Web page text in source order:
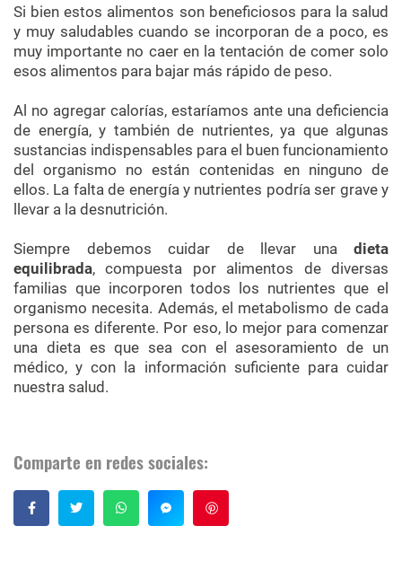
Si bien estos alimentos son beneficiosos para la salud
y muy saludables cuando se incorporan de a poco, es
muy importante no caer en la tentación de comer solo
esos alimentos para bajar más rápido de peso.
Al no agregar calorías, estaríamos ante una deficiencia
de energía, y también de nutrientes, ya que algunas
sustancias indispensables para el buen funcionamiento
del organismo no están contenidas en ninguno de
ellos. La falta de energía y nutrientes podría ser grave y
llevar a la desnutrición.
Siempre debemos cuidar de llevar unadieta
equilibrada, compuesta por alimentos de diversas
familias que incorporen todos los nutrientes que el
organismo necesita. Además, el metabolismo de cada
persona es diferente. Por eso, lo mejor para comenzar
una dieta es que sea con el asesoramiento de un
médico, y con la información suficiente para cuidar
nuestra salud.
Comparte en redes sociales: